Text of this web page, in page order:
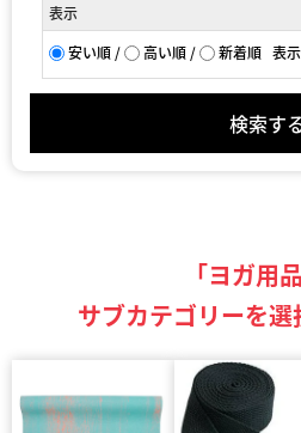
表示
安い順 / 高い順 / 新着順 表
検索す
「ヨガ用
サブカテゴリーを